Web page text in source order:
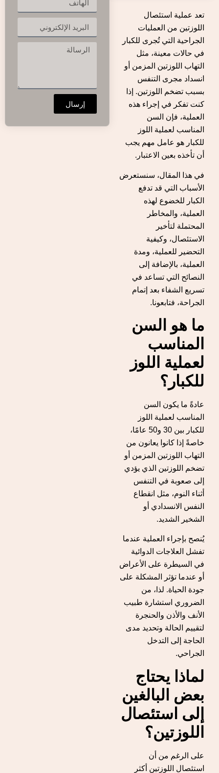
تعد عملية استئصال
اللوزتين من العمليات
الجراحية التي تُجرى للكبار
في حالات معينة، مثل
التهاب اللوزتين المزمن أو
انسداد مجرى التنفس
بسبب تضخم اللوزتين. إذا
كنت تفكر في إجراء هذه
العملية، فإن السن
المناسب لعملية اللوز
للكبار هو عامل مهم يجب
أن تأخذه بعين الاعتبار.
في هذا المقال، سنستعرض
الأسباب التي قد تدفع
الكبار للخضوع لهذه
العملية، والمخاطر
المحتملة لتأخير
الاستئصال، وكيفية
التحضير للعملية، ومدة
العملية، بالإضافة إلى
النصائح التي تساعد في
تسريع الشفاء بعد إتمام
الجراحة، فتابعونا.
ما هو السن
المناسب
لعملية اللوز
للكبار؟
عادةً ما يكون السن
المناسب لعملية اللوز
للكبار بين 30 و50 عامًا،
خاصةً إذا كانوا يعانون من
التهاب اللوزتين المزمن أو
تضخم اللوزتين الذي يؤدي
إلى صعوبة في التنفس
أثناء النوم، مثل انقطاع
النفس الانسدادي أو
الشخير الشديد.
يُنصح بإجراء العملية عندما
تفشل العلاجات الدوائية
في السيطرة على الأعراض
أو عندما تؤثر المشكلة على
جودة الحياة. لذا، من
الضروري استشارة طبيب
الأنف والأذن والحنجرة
لتقييم الحالة وتحديد مدى
الحاجة إلى التدخل
الجراحي.
لماذا يحتاج
بعض البالغين
إلى استئصال
اللوزتين؟
على الرغم من أن
استئصال اللوزتين أكثر
إرسال